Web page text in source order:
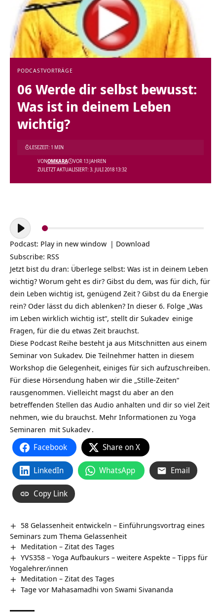
PODCASTVORTRÄGE
06 Werde dir selbst bewusst:
Was ist in deinem Leben
wichtig?
ZULETZT AKTUALISIERT: 3. JULI 2018 13:32
VONOMKARA VOR 13 JAHREN
LESEZEIT: 1 MIN
Audio-
Player
Podcast: Play in new window | Download
Subscribe: RSS
Jetzt bist du dran: Überlege selbst: Was ist in deinem Leben
wichtig? Worum geht es dir? Gibst du dem, was für dich, für
dein Leben wichtig ist, genügend Zeit? Gibst du da Energie
rein? Oder lässt du dich ablenken? In dieser 6. Folge „Was
im Leben wirklich wichtig ist“, stellt dir Sukadev einige
Fragen, für die du etwas Zeit brauchst.
Diese Podcast Reihe besteht ja aus Mitschnitten aus einem
Seminar von Sukadev. Die Teilnehmer hatten in diesem
Workshop die Gelegenheit, einiges für sich aufzuschreiben.
Für diese Hörsendung haben wir die „Stille-Zeiten“
rausgenommen. Vielleicht magst du aber an den
betreffenden Stellen das Audio anhalten und dir so viel Zeit
nehmen, wie du brauchst. Mehr Informationen zu Yoga
Seminaren mit Sukadev .
Facebook Share on X
LinkedIn WhatsApp Email
Copy Link
58 Gelassenheit entwickeln – Einführungsvortrag eines
Seminars zum Thema Gelassenheit
Meditation – Zitat des Tages
YVS358 – Yoga Aufbaukurs – weitere Aspekte – Tipps für
Yogalehrer/innen
Meditation – Zitat des Tages
Tage vor Mahasamadhi von Swami Sivananda